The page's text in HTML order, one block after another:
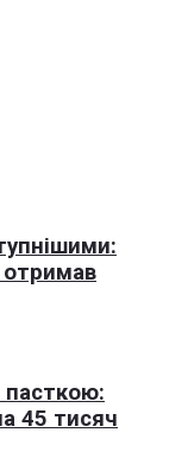
отримав
пасткою:
45 тисяч